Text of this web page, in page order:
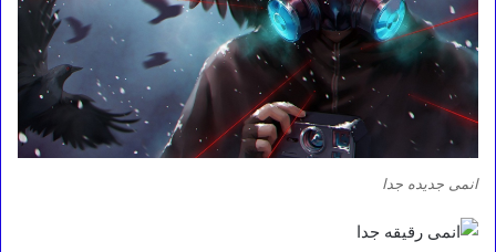
انمى جديده جدا